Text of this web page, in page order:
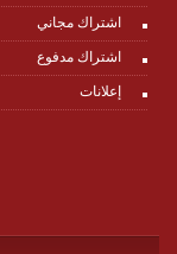
اشتراك مجاني
اشتراك مدفوع
إعلانات